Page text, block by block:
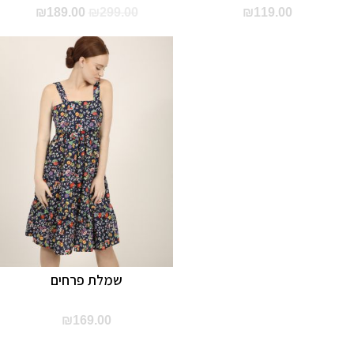
המחיר
המקורי
היה:
₪299.00.
₪189.00 ₪119.00
שמלת פרחים
₪169.00